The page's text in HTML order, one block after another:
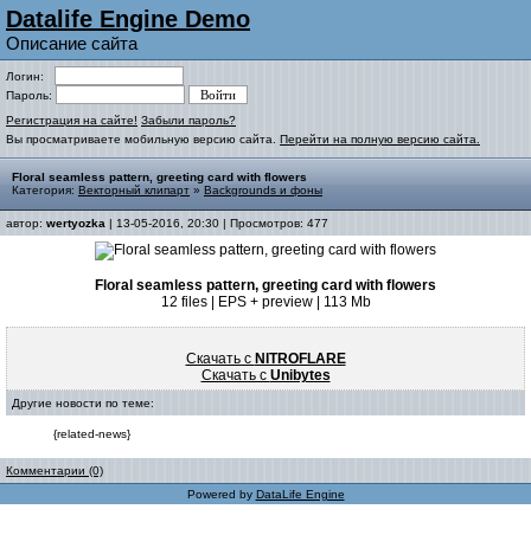
Datalife Engine Demo
Описание сайта
Логин:
Пароль:
Регистрация на сайте! Забыли пароль?
Вы просматриваете мобильную версию сайта. Перейти на полную версию сайта.
Floral seamless pattern, greeting card with flowers
Категория: Векторный клипарт » Backgrounds и фоны
автор: wertyozka | 13-05-2016, 20:30 | Просмотров: 477
Floral seamless pattern, greeting card with flowers
12 files | EPS + preview | 113 Mb
Скачать с NITROFLARE
Скачать с Unibytes
Другие новости по теме:
{related-news}
Комментарии (0)
Powered by DataLife Engine